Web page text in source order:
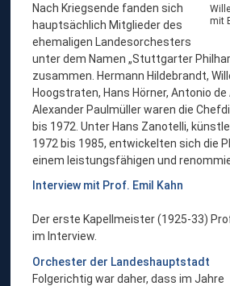
mit
Nach Kriegsende fanden sich
hauptsächlich Mitglieder des
ehemaligen Landesorchesters
unter dem Namen „Stuttgarter
zusammen. Hermann Hildebrandt,
Hoogstraten, Hans Hörner, Antonio de
Alexander Paulmüller waren die
bis 1972. Unter Hans Zanotelli,
1972 bis 1985, entwickelten sich die
einem leistungsfähigen und
Interview mit Prof. Emil Kahn
Der erste Kapellmeister (1925-33)
im Interview.
Orchester der Landeshauptstadt
Folgerichtig war daher, dass im Jahre